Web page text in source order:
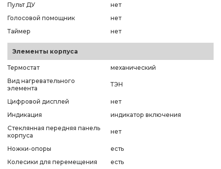
Пульт ДУ
нет
Голосовой помощник
нет
Таймер
нет
Элементы корпуса
Термостат
механический
Вид нагревательного
элемента
ТЭН
Цифровой дисплей
нет
Индикация
индикатор включения
Стеклянная передняя панель
корпуса
нет
Ножки-опоры
есть
Колесики для перемещения
есть